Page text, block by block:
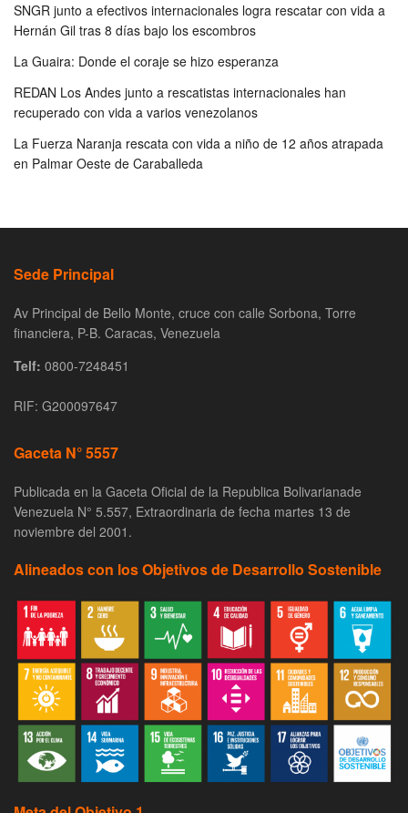
SNGR junto a efectivos internacionales logra rescatar con vida a
Hernán Gil tras 8 días bajo los escombros
La Guaira: Donde el coraje se hizo esperanza
REDAN Los Andes junto a rescatistas internacionales han
recuperado con vida a varios venezolanos
La Fuerza Naranja rescata con vida a niño de 12 años atrapada
en Palmar Oeste de Caraballeda
Sede Principal
Av Principal de Bello Monte, cruce con calle Sorbona, Torre
financiera, P-B. Caracas, Venezuela
Telf: 0800-7248451
RIF: G200097647
Gaceta N° 5557
Publicada en la Gaceta Oficial de la Republica Bolivarianade
Venezuela N° 5.557, Extraordinaria de fecha martes 13 de
noviembre del 2001.
Alineados con los Objetivos de Desarrollo Sostenible